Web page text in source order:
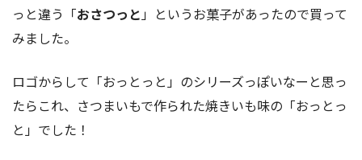
っと違う「おさつっと」というお菓子があったので買って
みました。
ロゴからして「おっとっと」のシリーズっぽいなーと思っ
たらこれ、さつまいもで作られた焼きいも味の「おっとっ
と」でした！